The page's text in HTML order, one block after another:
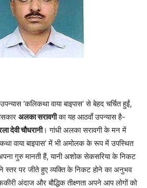
‘कलिकथा वाया बाइपास’ से बेहद चर्चित हुईं,
अलका सरावगीका यह आठवाँ उपन्यास है-
देवी चौधरानी। गांधी अलका सरावगी के मन में
वाया बाइपास’ में भी अमोलक के रूप में उपस्थित
गुरु मानती हैं, यानी अशोक सेकसरिया के निकट
स्तर पर जीते हुए व्यक्ति के निकट होने का अनुभव
अंदाज और बौद्धिक तीक्ष्णता अपने आप लोगों को